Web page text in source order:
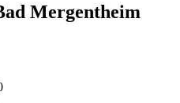
Mergentheim